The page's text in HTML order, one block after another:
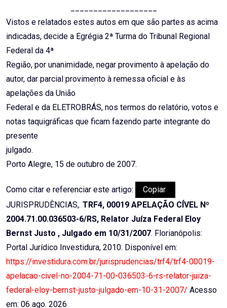
Vistos e relatados estes autos em que são partes as acima
indicadas, decide a Egrégia 2ª Turma do Tribunal Regional
Federal da 4ª
Região, por unanimidade, negar provimento à apelação do
autor, dar parcial provimento à remessa oficial e às
apelações da União
Federal e da ELETROBRÁS, nos termos do relatório, votos e
notas taquigráficas que ficam fazendo parte integrante do
presente
julgado.
Porto Alegre, 15 de outubro de 2007.
Como citar e referenciar este artigo:
Copiar
JURISPRUDÊNCIAS,. TRF4, 00019 APELAÇÃO CÍVEL Nº
2004.71.00.036503-6/RS, Relator Juíza Federal Eloy
Bernst Justo , Julgado em 10/31/2007. Florianópolis:
Portal Jurídico Investidura, 2010. Disponível em:
https://investidura.com.br/jurisprudencias/trf4/trf4-00019-
apelacao-civel-no-2004-71-00-036503-6-rs-relator-juiza-
federal-eloy-bernst-justo-julgado-em-10-31-2007/ Acesso
em: 06 ago. 2026